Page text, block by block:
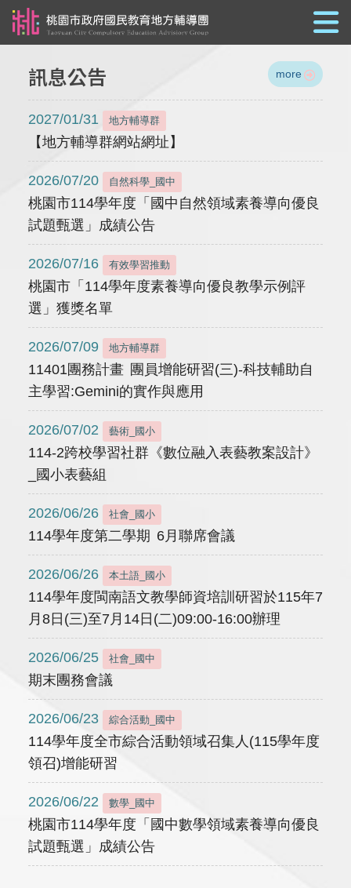
訊息公告 more
2027/01/31 地方輔導群
【地方輔導群網站網址】
2026/07/20 自然科學_國中
桃園市114學年度「國中自然領域素養導向優良
試題甄選」成績公告
2026/07/16 有效學習推動
桃園市「114學年度素養導向優良教學示例評
選」獲獎名單
2026/07/09 地方輔導群
11401團務計畫 團員增能研習(三)-科技輔助自
主學習:Gemini的實作與應用
2026/07/02 藝術_國小
114-2跨校學習社群《數位融入表藝教案設計》
_國小表藝組
2026/06/26 社會_國小
114學年度第二學期 6月聯席會議
2026/06/26 本土語_國小
114學年度閩南語文教學師資培訓研習於115年7
月8日(三)至7月14日(二)09:00-16:00辦理
2026/06/25 社會_國中
期末團務會議
2026/06/23 綜合活動_國中
114學年度全市綜合活動領域召集人(115學年度
領召)增能研習
2026/06/22 數學_國中
桃園市114學年度「國中數學領域素養導向優良
試題甄選」成績公告